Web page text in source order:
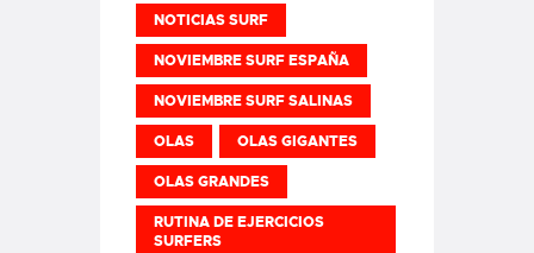
NOTICIAS SURF
NOVIEMBRE SURF ESPAÑA
NOVIEMBRE SURF SALINAS
OLAS OLAS GIGANTES
OLAS GRANDES
RUTINA DE EJERCICIOS
SURFERS